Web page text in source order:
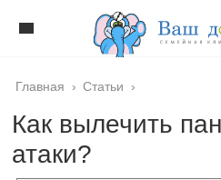
Главная › Статьи ›
Как вылечить
атаки?